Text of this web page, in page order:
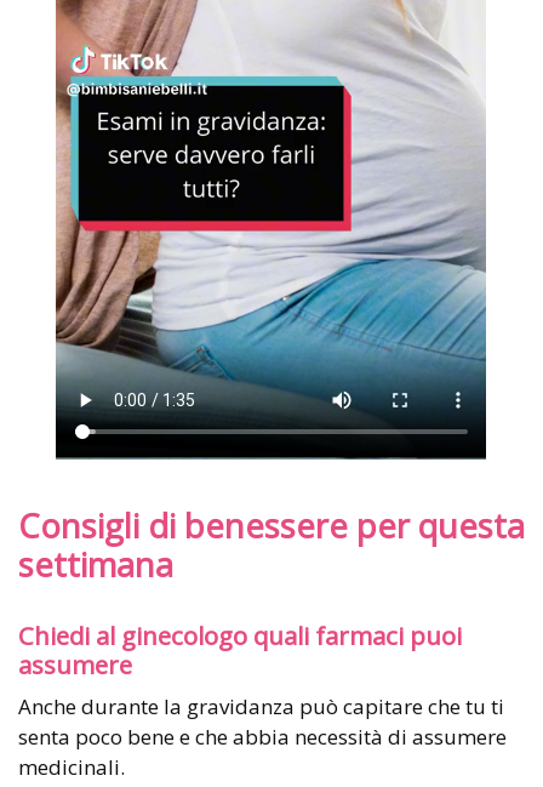
Consigli di benessere per questa
settimana
Chiedi al ginecologo quali farmaci puoi
assumere
Anche durante la gravidanza può capitare che tu ti
senta poco bene e che abbia necessità di assumere
medicinali.